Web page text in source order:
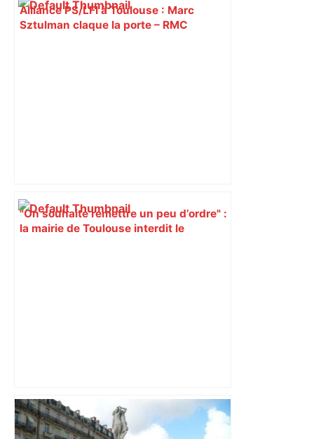
Alliance PS/LFI à Toulouse : Marc
Sztulman claque la porte – RMC
"On souhaite remettre un peu d’ordre" :
la mairie de Toulouse interdit le
Deux habitants de Balma, près de
Toulouse, meurent dans un accident de